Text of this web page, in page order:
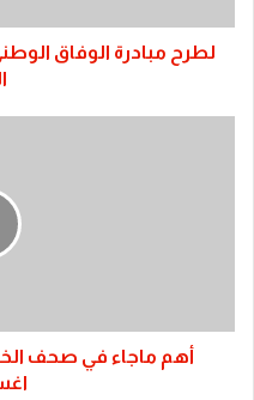
البلاد
لطرح مبادرة الوفاق
١٥
اغسطس